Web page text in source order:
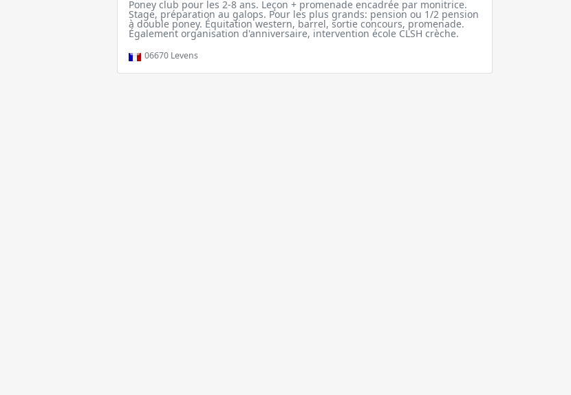
Poney club pour les 2-8 ans. Leçon + promenade encadrée par monitrice.
Stage, préparation au galops. Pour les plus grands: pension ou 1/2 pension
à double poney. Équitation western, barrel, sortie concours, promenade.
Également organisation d'anniversaire, intervention école CLSH crèche.
06670 Levens